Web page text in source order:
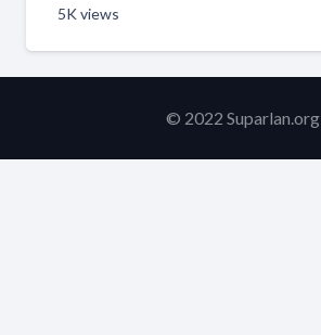
5Kviews
© 2022 Suparlan.org